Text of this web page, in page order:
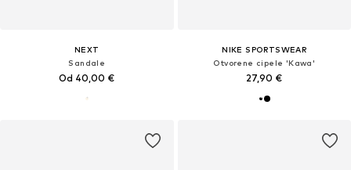
NEXT
Sandale
Od 40,00 €
NIKE SPORTSWEAR
Otvorene cipele 'Kawa'
27,90 €